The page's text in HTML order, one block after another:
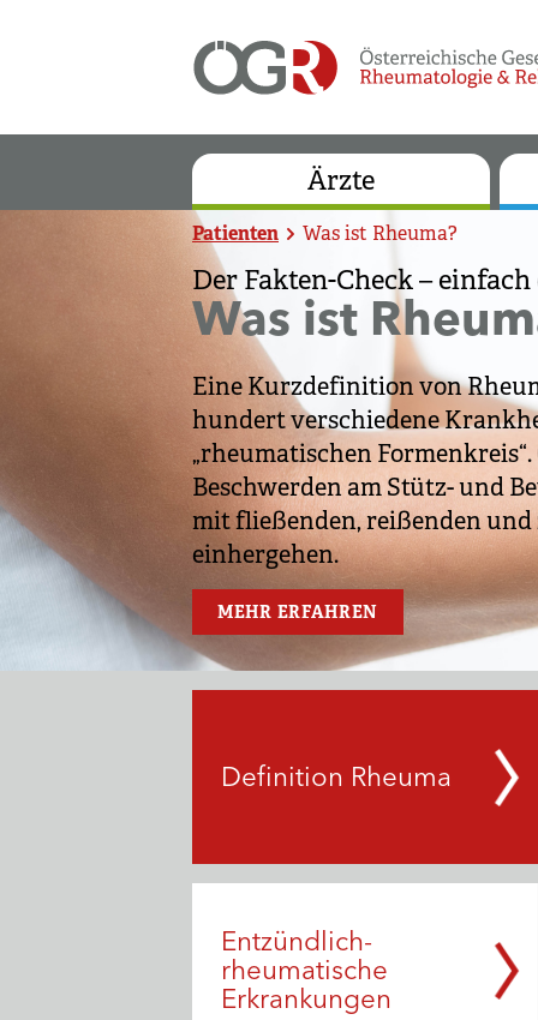
Ärzte
Patienten Was ist Rheuma?
Der Fakten-Check –
Was ist
Eine Kurzdefinition von
hundert verschiedene
„rheumatischen
Beschwerden am Stütz- und
mit fließenden, reißenden und
einhergehen.
MEHR ERFAHREN
Definition Rheuma
Entzündlich-
rheumatische
Erkrankungen